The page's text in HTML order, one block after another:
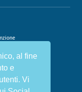
al fine
e
Vi